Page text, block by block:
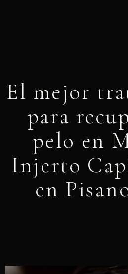
El mejor
para
pelo en
Injerto
en